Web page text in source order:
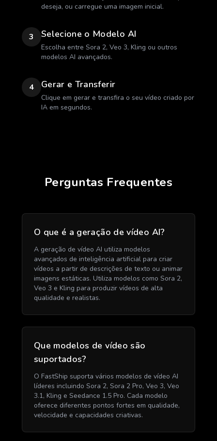
deseja, ou carregue uma imagem inicial.
3 Selecione o Modelo AI
Escolha entre Sora 2, Veo 3, Kling ou outros
modelos AI avançados.
4 Gerar e Transferir
Clique em gerar e transfira o seu vídeo criado por
IA em segundos.
Perguntas Frequentes
O que é a geração de vídeo AI?
A geração de vídeo AI utiliza modelos
avançados de inteligência artificial para criar
vídeos a partir de descrições de texto ou animar
imagens estáticas. Utiliza modelos como Sora 2,
Veo 3 e Kling para produzir vídeos de alta
qualidade e realistas.
Que modelos de vídeo são
suportados?
O FastShip suporta vários modelos de vídeo AI
líderes incluindo Sora 2, Sora 2 Pro, Veo 3, Veo
3.1, Kling e Seedance 1.5 Pro. Cada modelo
oferece diferentes pontos fortes em qualidade,
velocidade e capacidades criativas.